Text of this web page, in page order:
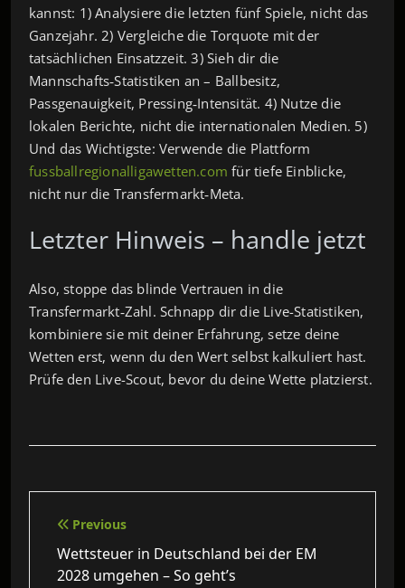
kannst: 1) Analysiere die letzten fünf Spiele, nicht das
Ganzejahr. 2) Vergleiche die Torquote mit der
tatsächlichen Einsatzzeit. 3) Sieh dir die
Mannschafts‑Statistiken an – Ballbesitz,
Passgenauigkeit, Pressing‑Intensität. 4) Nutze die
lokalen Berichte, nicht die internationalen Medien. 5)
Und das Wichtigste: Verwende die Plattform
fussballregionalligawetten.com für tiefe Einblicke,
nicht nur die Transfermarkt‑Meta.
Letzter Hinweis – handle jetzt
Also, stoppe das blinde Vertrauen in die
Transfermarkt‑Zahl. Schnapp dir die Live-Statistiken,
kombiniere sie mit deiner Erfahrung, setze deine
Wetten erst, wenn du den Wert selbst kalkuliert hast.
Prüfe den Live-Scout, bevor du deine Wette platzierst.
Beitragsnavigation
Previous
Wettsteuer in Deutschland bei der EM
2028 umgehen – So geht’s